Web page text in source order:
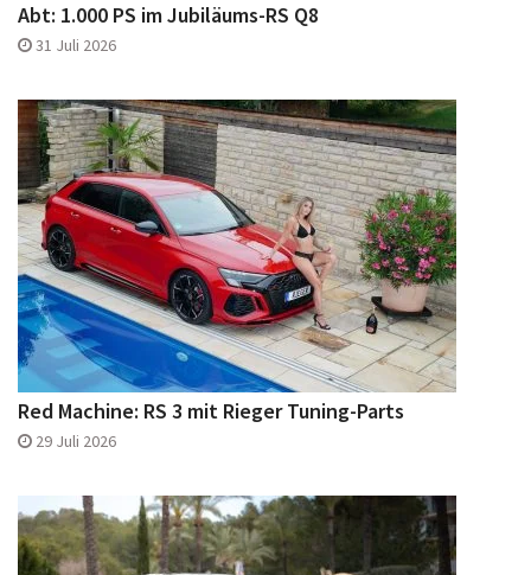
Abt: 1.000 PS im Jubiläums-RS Q8
31 Juli 2026
Red Machine: RS 3 mit Rieger Tuning-Parts
29 Juli 2026